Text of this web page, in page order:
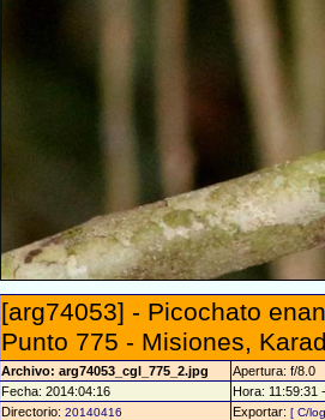
[arg74053] - Picochato
Punto 775 - Misiones,
Archivo: arg74053_cgl_775_2.jpg
Apertura: f/8.0
Fecha: 2014:04:16
Hora: 11:59:31
Directorio:20140416 Exportar:[ C/